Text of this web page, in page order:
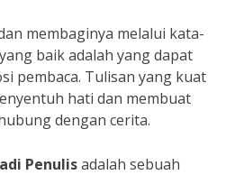
membaginya melalui kata-
baik adalah yang dapat
pembaca. Tulisan yang kuat
hati dan membuat
dengan cerita.
Penulisadalah sebuah